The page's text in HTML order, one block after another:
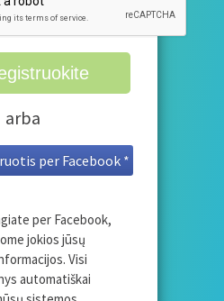
arba
per Facebook *
per Facebook,
jokios jūsų
Visi
automatiškai